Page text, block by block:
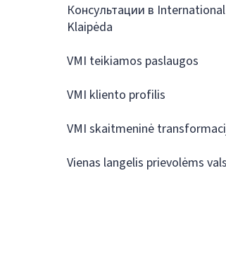
Консультации в
Klaipėda
VMI teikiamos paslaugos
VMI kliento profilis
VMI skaitmeninė
Vienas langelis prievolėms